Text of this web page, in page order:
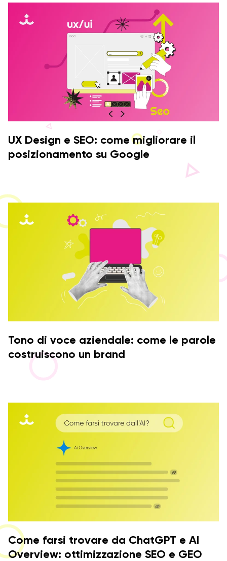
UX Design e SEO: come migliorare il
posizionamento su Google
Tono di voce aziendale: come le parole
costruiscono un brand
Come farsi trovare da ChatGPT e AI
Overview: ottimizzazione SEO e GEO